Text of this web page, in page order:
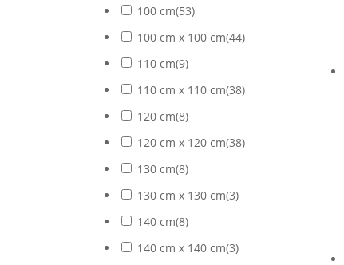
100 cm(53)
100 cm x 100 cm(44)
110 cm(9)
110 cm x 110 cm(38)
120 cm(8)
120 cm x 120 cm(38)
130 cm(8)
130 cm x 130 cm(3)
140 cm(8)
140 cm x 140 cm(3)